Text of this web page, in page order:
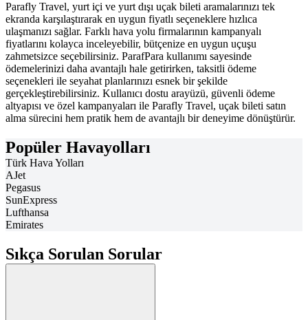
Parafly Travel, yurt içi ve yurt dışı uçak bileti aramalarınızı tek
ekranda karşılaştırarak en uygun fiyatlı seçeneklere hızlıca
ulaşmanızı sağlar. Farklı hava yolu firmalarının kampanyalı
fiyatlarını kolayca inceleyebilir, bütçenize en uygun uçuşu
zahmetsizce seçebilirsiniz. ParafPara kullanımı sayesinde
ödemelerinizi daha avantajlı hale getirirken, taksitli ödeme
seçenekleri ile seyahat planlarınızı esnek bir şekilde
gerçekleştirebilirsiniz. Kullanıcı dostu arayüzü, güvenli ödeme
altyapısı ve özel kampanyaları ile Parafly Travel, uçak bileti satın
alma sürecini hem pratik hem de avantajlı bir deneyime dönüştürür.
Popüler Havayolları
Türk Hava Yolları
AJet
Pegasus
SunExpress
Lufthansa
Emirates
Sıkça Sorulan Sorular